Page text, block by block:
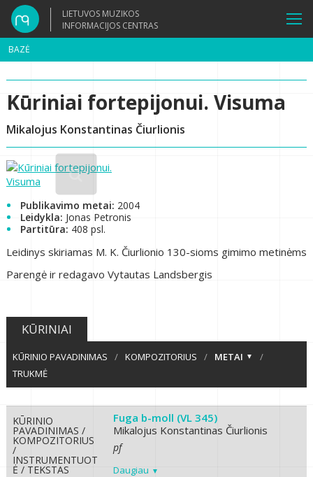
LIETUVOS MUZIKOS
INFORMACIJOS CENTRAS
BAZĖ
Kūriniai fortepijonui. Visuma
Mikalojus Konstantinas Čiurlionis
Publikavimo metai: 2004
Leidykla: Jonas Petronis
Partitūra: 408 psl.
Leidinys skiriamas M. K. Čiurlionio 130-sioms gimimo metinėms
Parengė ir redagavo Vytautas Landsbergis
KŪRINIAI
KŪRINIO PAVADINIMAS / KOMPOZITORIUS / METAI
/
TRUKMĖ
KŪRINIO
PAVADINIMAS /
KOMPOZITORIUS
/
INSTRUMENTUOT
Ė / TEKSTAS
Fuga b-moll (VL 345)
Mikalojus Konstantinas Čiurlionis
pf
Daugiau